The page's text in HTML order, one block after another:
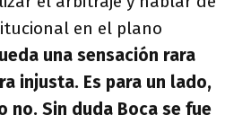
en el plano
una sensación rara
injusta. Es para un lado,
no. Sin duda Boca se fue